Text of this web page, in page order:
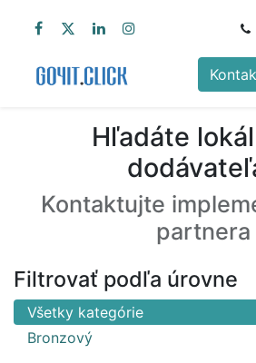
Hľadáte
Kontaktujte
partnera
Filtrovať podľa úrovne
Všetky kategórie
Bronzový